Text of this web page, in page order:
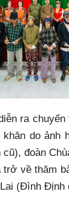
ra
khăn do ảnh
đoàn
trở về thăm
(Đình Định